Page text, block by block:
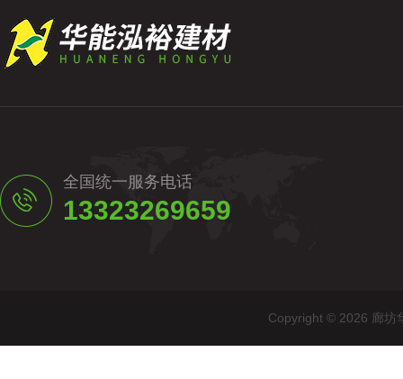
全国统一服务电话
13323269659
Copyright © 2026 廊